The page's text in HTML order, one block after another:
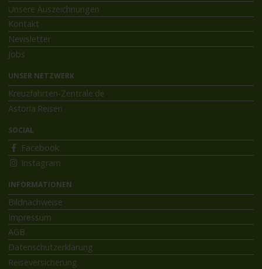
Unsere Auszeichnungen
Kontakt
Newsletter
Jobs
UNSER NETZWERK
Kreuzfahrten-Zentrale.de
Astoria.Reisen
SOCIAL
Facebook
Instagram
INFORMATIONEN
Bildnachweise
Impressum
AGB
Datenschutzerklärung
Reiseversicherung